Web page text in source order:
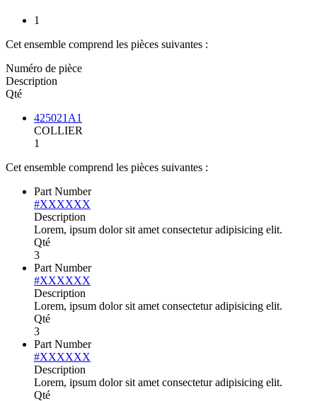
1
Cet ensemble comprend les pièces suivantes :
Numéro de pièce
Description
Qté
425021A1
COLLIER
1
Cet ensemble comprend les pièces suivantes :
Part Number
#XXXXXX
Description
Lorem, ipsum dolor sit amet consectetur adipisicing elit.
Qté
3
Part Number
#XXXXXX
Description
Lorem, ipsum dolor sit amet consectetur adipisicing elit.
Qté
3
Part Number
#XXXXXX
Description
Lorem, ipsum dolor sit amet consectetur adipisicing elit.
Qté